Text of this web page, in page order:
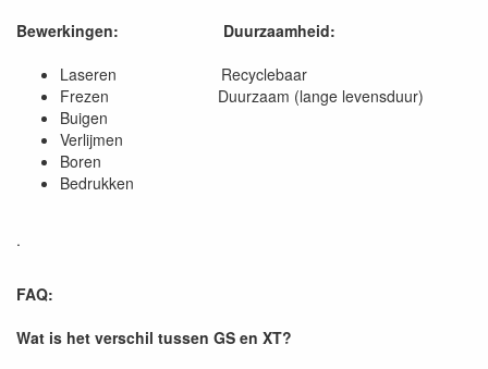
Bewerkingen:
Duurzaamheid:
Laseren Recyclebaar
Frezen Duurzaam (lange levensduur)
Buigen
Verlijmen
Boren
Bedrukken
.
FAQ:
Wat is het verschil tussen GS en XT?